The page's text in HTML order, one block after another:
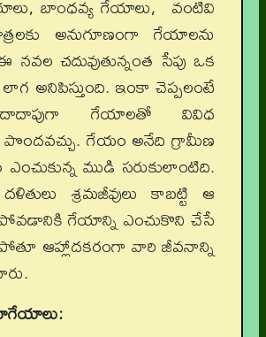
బాంధవ్య గేయాలు, వంటివి
అనుగూణంగా గేయాలను
నవల చదువుతున్నంత సేపు ఒక
లాగ అనిపిస్తుంది. ఇంకా చెప్పలంటే
గేయాలతో వివిధ
గేయం అనేది గ్రామీణ
ముడి సరుకులాంటిది.
శ్రమజీవులు కాబట్టి ఆ
గేయాన్ని ఎంచుకొని చేసే
ఆహ్లాదకరంగా వారి జీవనాన్ని